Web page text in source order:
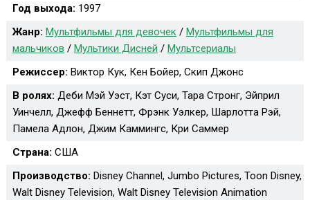
Год выхода: 1997
Жанр: Мультфильмы для девочек / Мультфильмы для
мальчиков / Мультики Дисней / Мультсериалы
Режиссер: Виктор Кук, Кен Бойер, Скип Джонс
В ролях: Деби Мэй Уэст, Кэт Суси, Тара Стронг, Эйприл
Уинчелл, Джефф Беннетт, Фрэнк Уэлкер, Шарлотта Рэй,
Памела Адлон, Джим Каммингс, Кри Саммер
Страна: США
Производство: Disney Channel, Jumbo Pictures, Toon Disney,
Walt Disney Television, Walt Disney Television Animation